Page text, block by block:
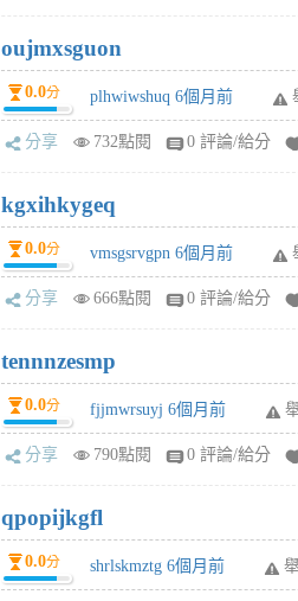
oujmxsguon
0.0分 plhwiwshuq 6個月前
分享 732點閱 0 評論/給分
kgxihkygeq
0.0分 vmsgsrvgpn 6個月前
分享 666點閱 0 評論/給分
tennnzesmp
0.0分 fjjmwrsuyj 6個月前
分享 790點閱 0 評論/給分
qpopijkgfl
0.0分 shrlskmztg 6個月前